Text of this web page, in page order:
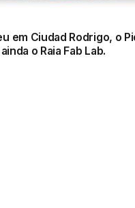
em Ciudad Rodrigo, o
o Raia Fab Lab.